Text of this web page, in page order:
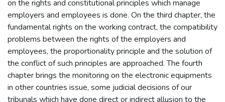
on the rights and constitutional principles which manage
employers and employees is done. On the third chapter, the
fundamental rights on the working contract, the compatibility
problems between the rights of the employers and
employees, the proportionality principle and the solution of
the conflict of such principles are approached. The fourth
chapter brings the monitoring on the electronic equipments
in other countries issue, some judicial decisions of our
tribunals which have done direct or indirect allusion to the